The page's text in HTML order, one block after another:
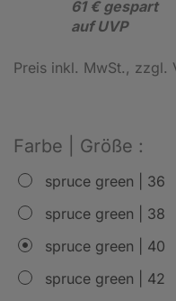
61 € gespart
auf UVP
Preis inkl. MwSt., zzgl.
Farbe | Größe :
spruce green | 36
spruce green | 38
spruce green | 40
spruce green | 42